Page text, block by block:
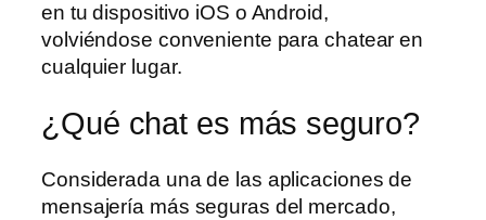
en tu dispositivo iOS o Android,
volviéndose conveniente para chatear en
cualquier lugar.
¿Qué chat es más seguro?
Considerada una de las aplicaciones de
mensajería más seguras del mercado,